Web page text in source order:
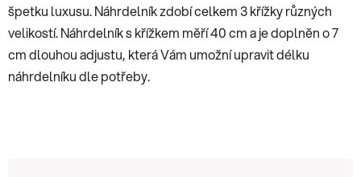
špetku luxusu. Náhrdelník zdobí celkem 3 křížky různých
velikostí. Náhrdelník s křížkem měří 40 cm a je doplněn o 7
cm dlouhou adjustu, která Vám umožní upravit délku
náhrdelníku dle potřeby.